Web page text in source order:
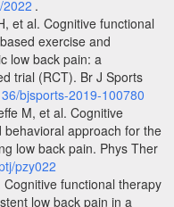
.
et al. Cognitive functional
exercise and
low back pain: a
trial (RCT). Br J Sports
bjsports-2019-100780
M, et al. Cognitive
approach for the
low back pain. Phys Ther
pzy022
Cognitive functional therapy
low back pain in a